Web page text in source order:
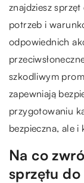
znajdziesz
potrzeb i
odpowiednich
szkodliwym
zapewniają
przygotowaniu
bezpieczna, ale
Na co
sprzętu